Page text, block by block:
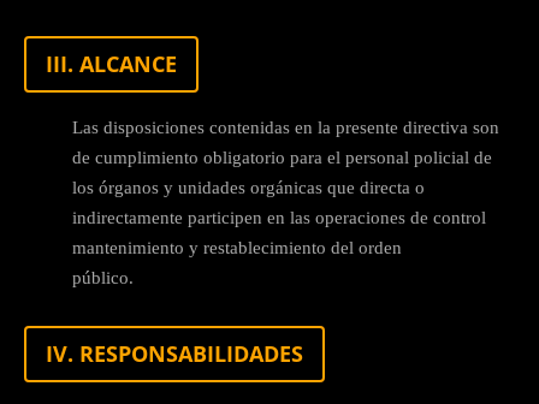
III. ALCANCE
Las disposiciones contenidas en la presente directiva son
de cumplimiento obligatorio para el personal policial de
los órganos y unidades orgánicas que directa o
indirectamente participen en las operaciones de control
mantenimiento y restablecimiento del orden
público.
IV. RESPONSABILIDADES